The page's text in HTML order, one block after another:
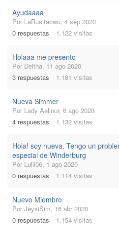
Ayudaaaa
Por LaRusitaowo, 4 sep 2020
0 respuestas 1.122 visitas
Holaaa me presento
Por Deitha, 11 ago 2020
3 respuestas 1.181 visitas
Nueva Simmer
Por Lady Aelinor, 6 ago 2020
4 respuestas 1.132 visitas
Hola! soy nueva. Tengo un
especial de Winderburg
Por Lulii06, 1 ago 2020
0 respuestas 1.114 visitas
Nuevo Miembro
Por JeysiSim, 16 abr 2020
0 respuestas 1.154 visitas